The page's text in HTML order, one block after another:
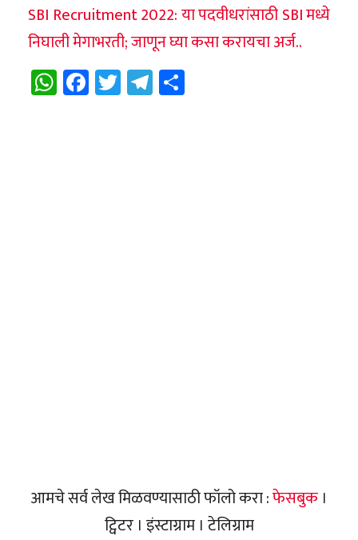
SBI Recruitment 2022: या पदवीधरांसाठी SBI मध्ये
निघाली मेगाभरती; जाणून घ्या कसा करायचा अर्ज..
WhatsApp
Facebook
TwitterTelegram
आमचे सर्व लेख मिळवण्यासाठी फॉलो करा :फेसबुक ।
ट्विटर । इंस्टाग्राम । टेलिग्राम